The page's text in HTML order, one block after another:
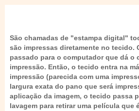
São chamadas de "estampa digital"
são impressas diretamente no tecido.
passado para o computador que dá o
impressão. Então, o tecido entra na
impressão (parecida com uma
largura exata do pano que será
aplicação da imagem, o tecido passa
lavagem para retirar uma película que